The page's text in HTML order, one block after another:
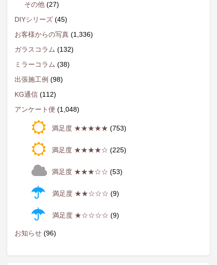
その他 (27)
DIYシリーズ (45)
お客様からの写真 (1,336)
ガラスコラム (132)
ミラーコラム (38)
出張施工例 (98)
KG通信 (112)
アンケート便 (1,048)
満足度 ★★★★★ (753)
満足度 ★★★★☆ (225)
満足度 ★★★☆☆ (53)
満足度 ★★☆☆☆ (9)
満足度 ★☆☆☆☆ (9)
お知らせ (96)